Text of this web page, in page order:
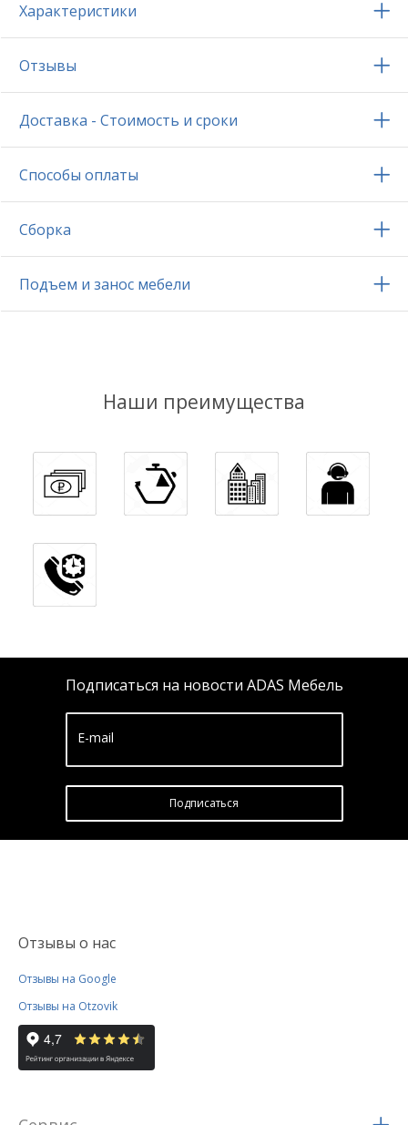
Характеристики
Отзывы
Доставка - Стоимость и сроки
Способы оплаты
Сборка
Подъем и занос мебели
Наши преимущества
Подписаться на новости ADAS Мебель
E-mail
Подписатьcя
Отзывы о нас
Отзывы на Google
Отзывы на Otzovik